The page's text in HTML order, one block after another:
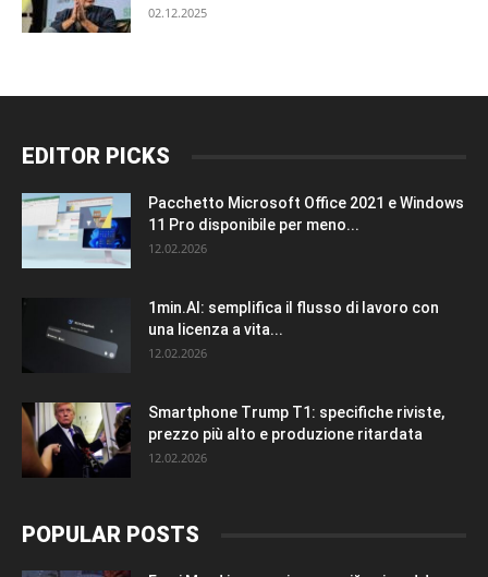
02.12.2025
EDITOR PICKS
Pacchetto Microsoft Office 2021 e Windows
11 Pro disponibile per meno...
12.02.2026
1min.AI: semplifica il flusso di lavoro con
una licenza a vita...
12.02.2026
Smartphone Trump T1: specifiche riviste,
prezzo più alto e produzione ritardata
12.02.2026
POPULAR POSTS